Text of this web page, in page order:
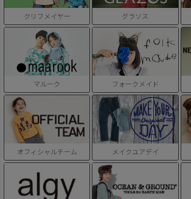
クリフメイヤー グラソス
マルーク フォークメイド
オフィシャルチーム メイクユアデイ